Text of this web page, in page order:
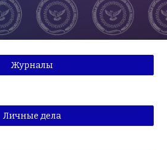
Журналы
Личные дела